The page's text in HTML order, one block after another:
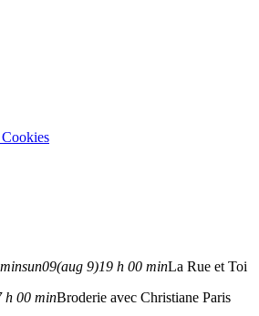
sun09(aug 9)19 h 00 minLa Rue et Toi
h 00 minBroderie avec Christiane Paris